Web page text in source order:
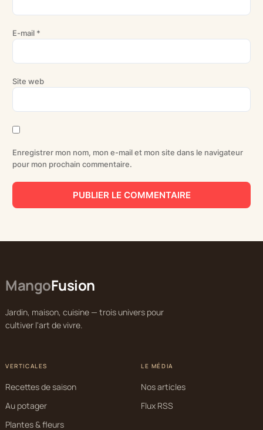
E-mail *
Site web
Enregistrer mon nom, mon e-mail et mon site dans le navigateur
pour mon prochain commentaire.
MangoFusion
Jardin, maison, cuisine — trois univers pour
cultiver l'art de vivre.
VERTICALES
Recettes de saison
Au potager
Plantes & fleurs
LE MÉDIA
Nos articles
Flux RSS